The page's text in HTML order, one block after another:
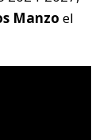
Manzo el